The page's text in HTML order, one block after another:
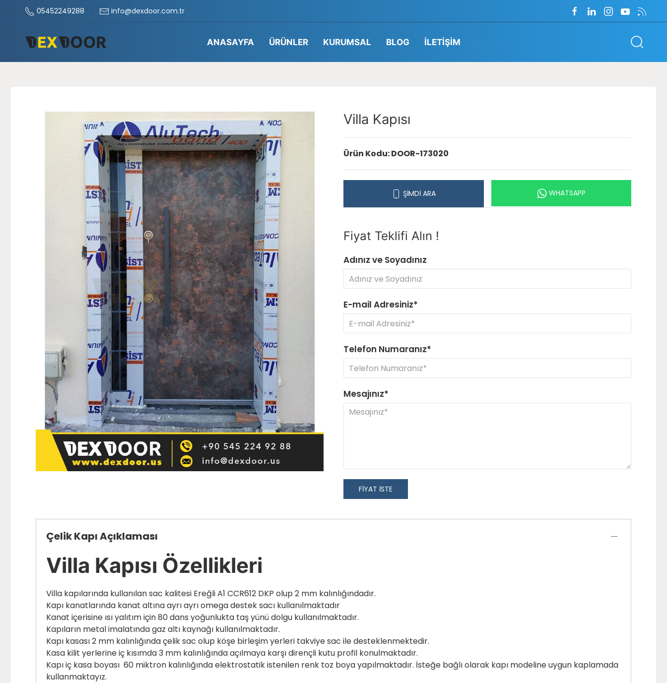
05452249288 info@dexdoor.com.tr
ANASAYFA ÜRÜNLER KURUMSAL BLOG İLETİŞİM
Villa Kapısı
Ürün Kodu: DOOR-173020
ŞİMDİ ARA WHATSAPP
Fiyat Teklifi Alın !
Adınız ve Soyadınız
E-mail Adresiniz*
Telefon Numaranız*
Mesajınız*
FİYAT İSTE
Çelik Kapı Açıklaması
Villa Kapısı Özellikleri
Villa kapılarında kullanılan sac kalitesi Ereğli A1 CCR612 DKP olup 2 mm kalınlığındadır.
Kapı kanatlarında kanat altına ayrı ayrı omega destek sacı kullanılmaktadır
Kanat içerisine ısı yalıtım için 80 dans yoğunlukta taş yünü dolgu kullanılmaktadır.
Kapıların metal imalatında gaz altı kaynağı kullanılmaktadır.
Kapı kasası 2 mm kalınlığında çelik sac olup köşe birleşim yerleri takviye sac ile desteklenmektedir.
Kasa kilit yerlerine iç kısımda 3 mm kalınlığında açılmaya karşı dirençli kutu profil konulmaktadır.
Kapı iç kasa boyası 60 miktron kalınlığında elektrostatik istenilen renk toz boya yapılmaktadır. İsteğe bağlı olarak kapı modeline uygun kaplamada
kullanmaktayız.